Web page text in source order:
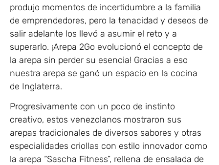
produjo momentos de incertidumbre a la familia
de emprendedores, pero la tenacidad y deseos de
salir adelante los llevó a asumir el reto y a
superarlo. ¡Arepa 2Go evolucionó el concepto de
la arepa sin perder su esencia! Gracias a eso
nuestra arepa se ganó un espacio en la cocina
de Inglaterra.
Progresivamente con un poco de instinto
creativo, estos venezolanos mostraron sus
arepas tradicionales de diversos sabores y otras
especialidades criollas con estilo innovador como
la arepa “Sascha Fitness”, rellena de ensalada de